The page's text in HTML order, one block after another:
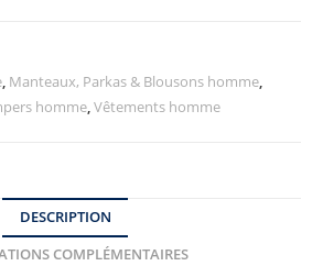
, Manteaux, Parkas & Blousons homme,
homme,Vêtements homme
DESCRIPTION
COMPLÉMENTAIRES